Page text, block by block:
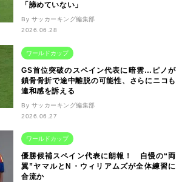
「諦めていない」
By サッカーキング編集部
2026.06.28
ワールドカップ
GS首位突破のスペイン代表に暗雲…ピノが
鎖骨骨折で途中離脱の可能性、さらにニコも
違和感を訴える
By サッカーキング編集部
2026.06.27
ワールドカップ
優勝候補スペイン代表に朗報！ 自慢の“両
翼”ヤマルとN・ウィリアムズが全体練習に
合流か